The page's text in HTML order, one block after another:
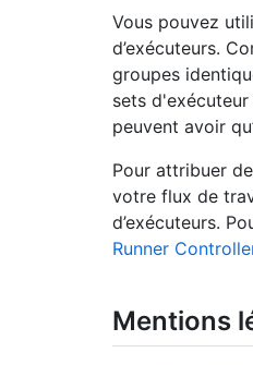
Vous pouvez
d’exécuteurs.
groupes
sets d'exécuteur
peuvent avoir
Pour attribuer
votre flux de
d’exécuteurs.
Runner
Mentions